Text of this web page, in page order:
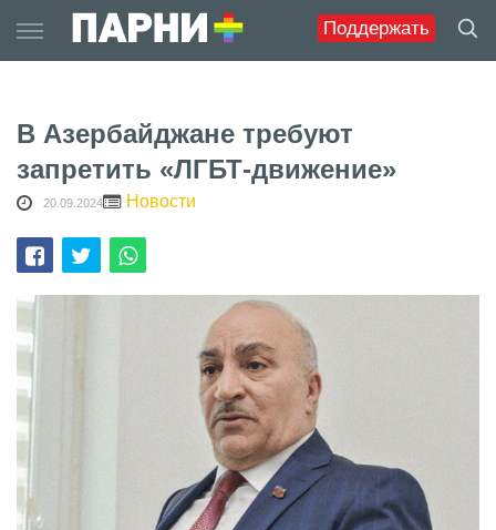
Поддержать
to
content
В Азербайджане требуют
запретить «ЛГБТ-движение»
20.09.2024 Новости